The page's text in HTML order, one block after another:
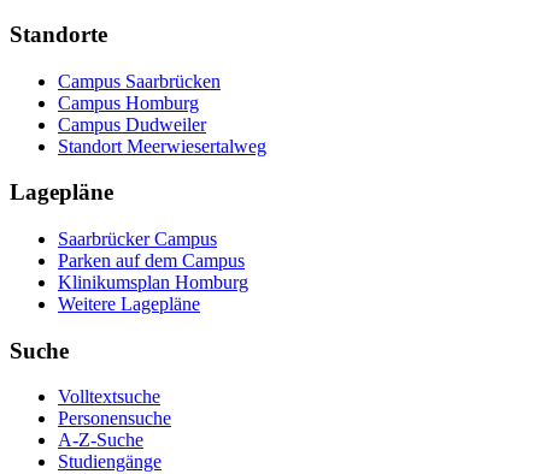
Standorte
Campus Saarbrücken
Campus Homburg
Campus Dudweiler
Standort Meerwiesertalweg
Lagepläne
Saarbrücker Campus
Parken auf dem Campus
Klinikumsplan Homburg
Weitere Lagepläne
Suche
Volltextsuche
Personensuche
A-Z-Suche
Studiengänge